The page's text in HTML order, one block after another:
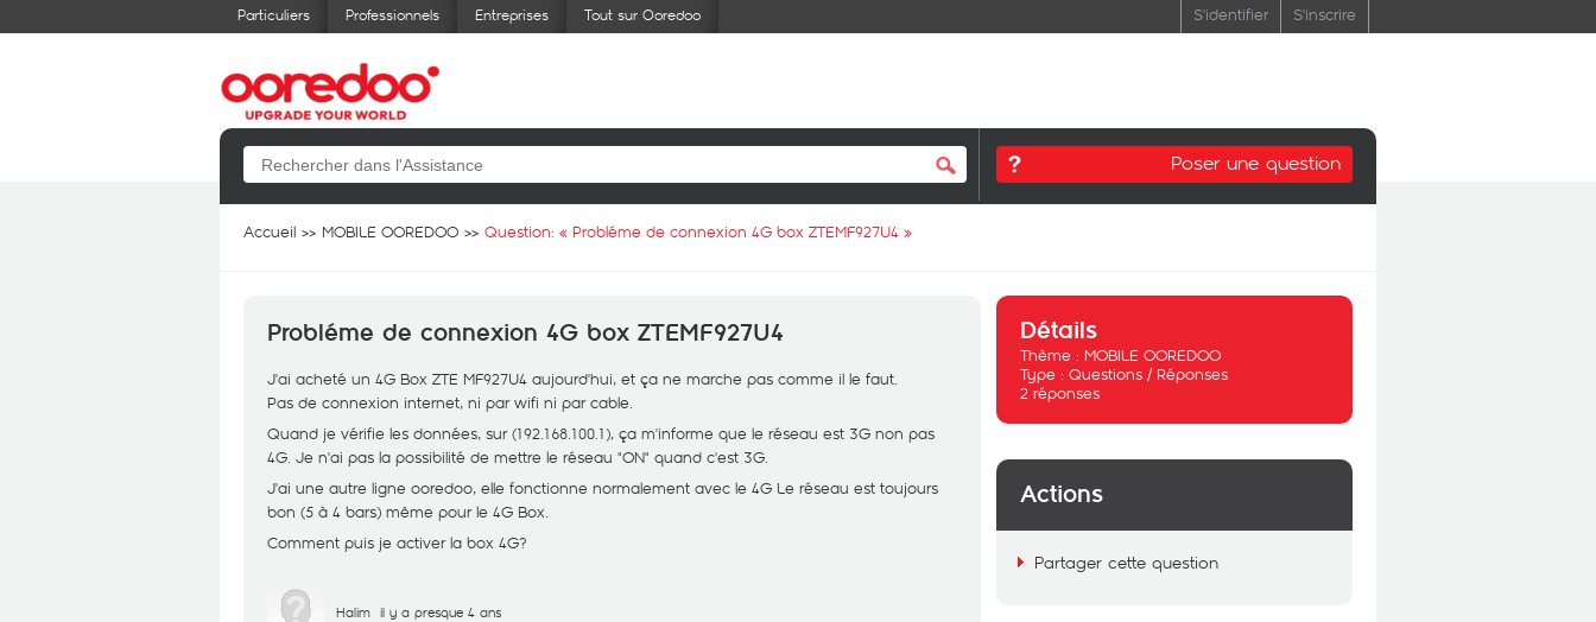
Particuliers Professionnels Entreprises Tout sur Ooredoo S'identifier S'inscrire
Poser une question
Accueil MOBILE OOREDOO Question: « Probléme de connexion 4G box ZTEMF927U4 »
Probléme de connexion 4G box ZTEMF927U4
J'ai acheté un 4G Box ZTE MF927U4 aujourd'hui, et ça ne marche pas comme il le faut.
Pas de connexion internet, ni par wifi ni par cable.
Quand je vérifie les données, sur (192.168.100.1), ça m'informe que le réseau est 3G non pas
4G. Je n'ai pas la possibilité de mettre le réseau "ON" quand c'est 3G.
J'ai une autre ligne ooredoo, elle fonctionne normalement avec le 4G Le réseau est toujours
bon (5 à 4 bars) même pour le 4G Box.
Comment puis je activer la box 4G?
Halim il y a presque 4 ans
Détails
Thème : MOBILE OOREDOO
Type : Questions / Réponses
2 réponses
Actions
Partager cette question